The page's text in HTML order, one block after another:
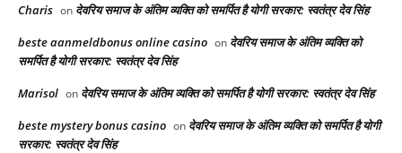
Charis on देवरिय समाज के अंतिम व्यक्ति को समर्पित है योगी सरकार: स्वतंत्र देव सिंह
beste aanmeldbonus online casino on देवरिय समाज के अंतिम व्यक्ति को
समर्पित है योगी सरकार: स्वतंत्र देव सिंह
Marisol on देवरिय समाज के अंतिम व्यक्ति को समर्पित है योगी सरकार: स्वतंत्र देव सिंह
beste mystery bonus casino on देवरिय समाज के अंतिम व्यक्ति को समर्पित है योगी
सरकार: स्वतंत्र देव सिंह